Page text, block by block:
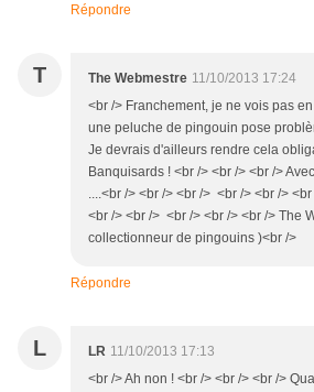
Répondre
T The Webmestre 11/10/2013 17:24
<br /> Franchement, je ne vois pas
une peluche de pingouin pose
Je devrais d'ailleurs rendre cela
Banquisards ! <br /> <br /> <br />
....<br /> <br /> <br /> <br /> <br />
<br /> <br /> <br /> <br /> <br /> The
collectionneur de pingouins )<br />
Répondre
L LR 11/10/2013 17:13
<br /> Ah non ! <br /> <br /> <br />